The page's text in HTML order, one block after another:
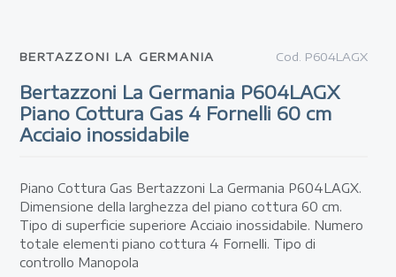
BERTAZZONI LA GERMANIA Cod. P604LAGX
Bertazzoni La Germania P604LAGX
Piano Cottura Gas 4 Fornelli 60 cm
Acciaio inossidabile
Piano Cottura Gas Bertazzoni La Germania P604LAGX.
Dimensione della larghezza del piano cottura 60 cm.
Tipo di superficie superiore Acciaio inossidabile. Numero
totale elementi piano cottura 4 Fornelli. Tipo di
controllo Manopola